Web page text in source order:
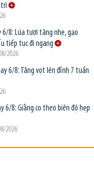
6/8: Lúa tươi tăng nhẹ, gạo
tiếp tục đi ngang
2026
6/8: Tăng vọt lên đỉnh 7 tuần
6/8: Giằng co theo biên độ hẹp
2026